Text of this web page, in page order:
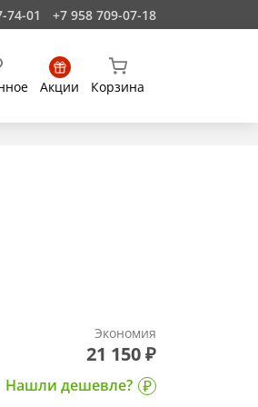
74-01 +7 958 709-07-18
Акции Корзина
Экономия
21 150 ₽
Нашли дешевле?